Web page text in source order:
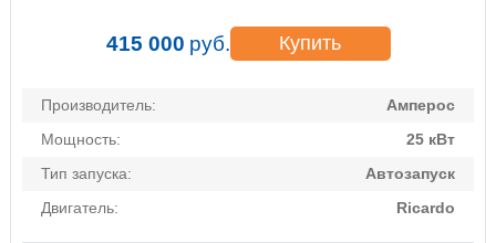
415 000 руб. Купить
Производитель:
Амперос
Мощность:
25 кВт
Тип запуска:
Автозапуск
Двигатель:
Ricardo